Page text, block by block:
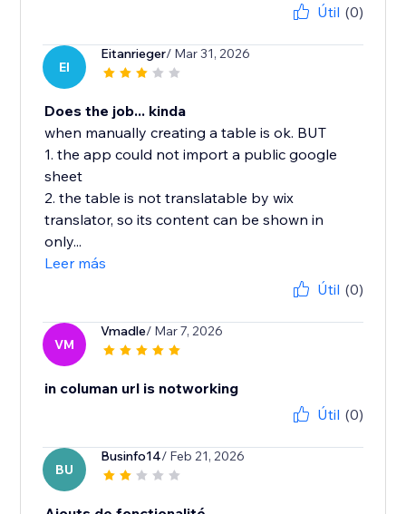
Útil (0)
EI
Eitanrieger/ Mar 31, 2026
Does the job... kinda
when manually creating a table is ok. BUT
1. the app could not import a public google
sheet
2. the table is not translatable by wix
translator, so its content can be shown in
only...
Leer más
Útil (0)
VM
Vmadle/ Mar 7, 2026
in columan url is notworking
Útil (0)
BU
Businfo14/ Feb 21, 2026